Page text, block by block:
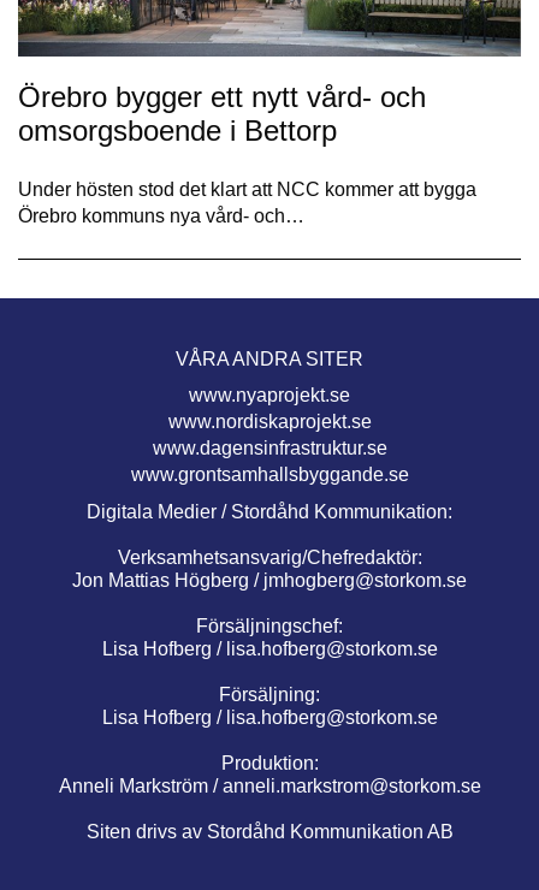
Örebro bygger ett nytt vård- och
omsorgsboende i Bettorp
Under hösten stod det klart att NCC kommer att bygga
Örebro kommuns nya vård- och…
VÅRA ANDRA SITER
www.nyaprojekt.se
www.nordiskaprojekt.se
www.dagensinfrastruktur.se
www.grontsamhallsbyggande.se
Digitala Medier / Stordåhd Kommunikation:
Verksamhetsansvarig/Chefredaktör:
Jon Mattias Högberg / jmhogberg@storkom.se
Försäljningschef:
Lisa Hofberg / lisa.hofberg@storkom.se
Försäljning:
Lisa Hofberg / lisa.hofberg@storkom.se
Produktion:
Anneli Markström /anneli.markstrom@storkom.se
Siten drivs av Stordåhd Kommunikation AB